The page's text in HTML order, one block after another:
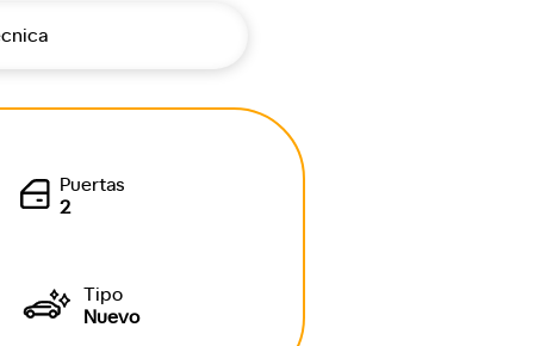
Puertas
2
Tipo
Nuevo